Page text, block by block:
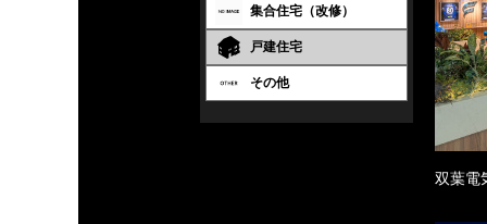
集合住宅（改修）
戸建住宅
その他
双葉電